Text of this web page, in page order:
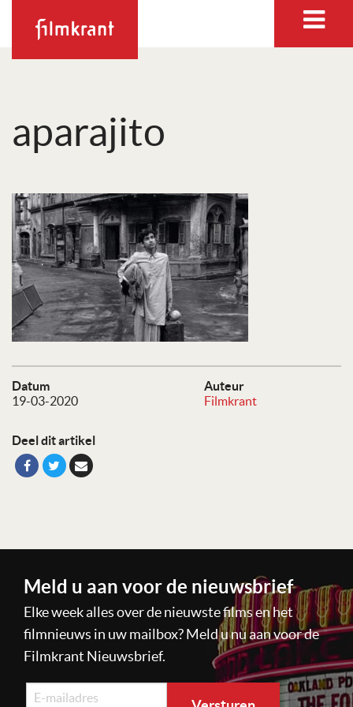
aparajito
Datum
19-03-2020
Auteur
Filmkrant
Deel dit artikel
Meld u aan voor de nieuwsbrief
Elke week alles over de nieuwste films en het
filmnieuws in uw mailbox? Meld u nu aan voor de
Filmkrant Nieuwsbrief.